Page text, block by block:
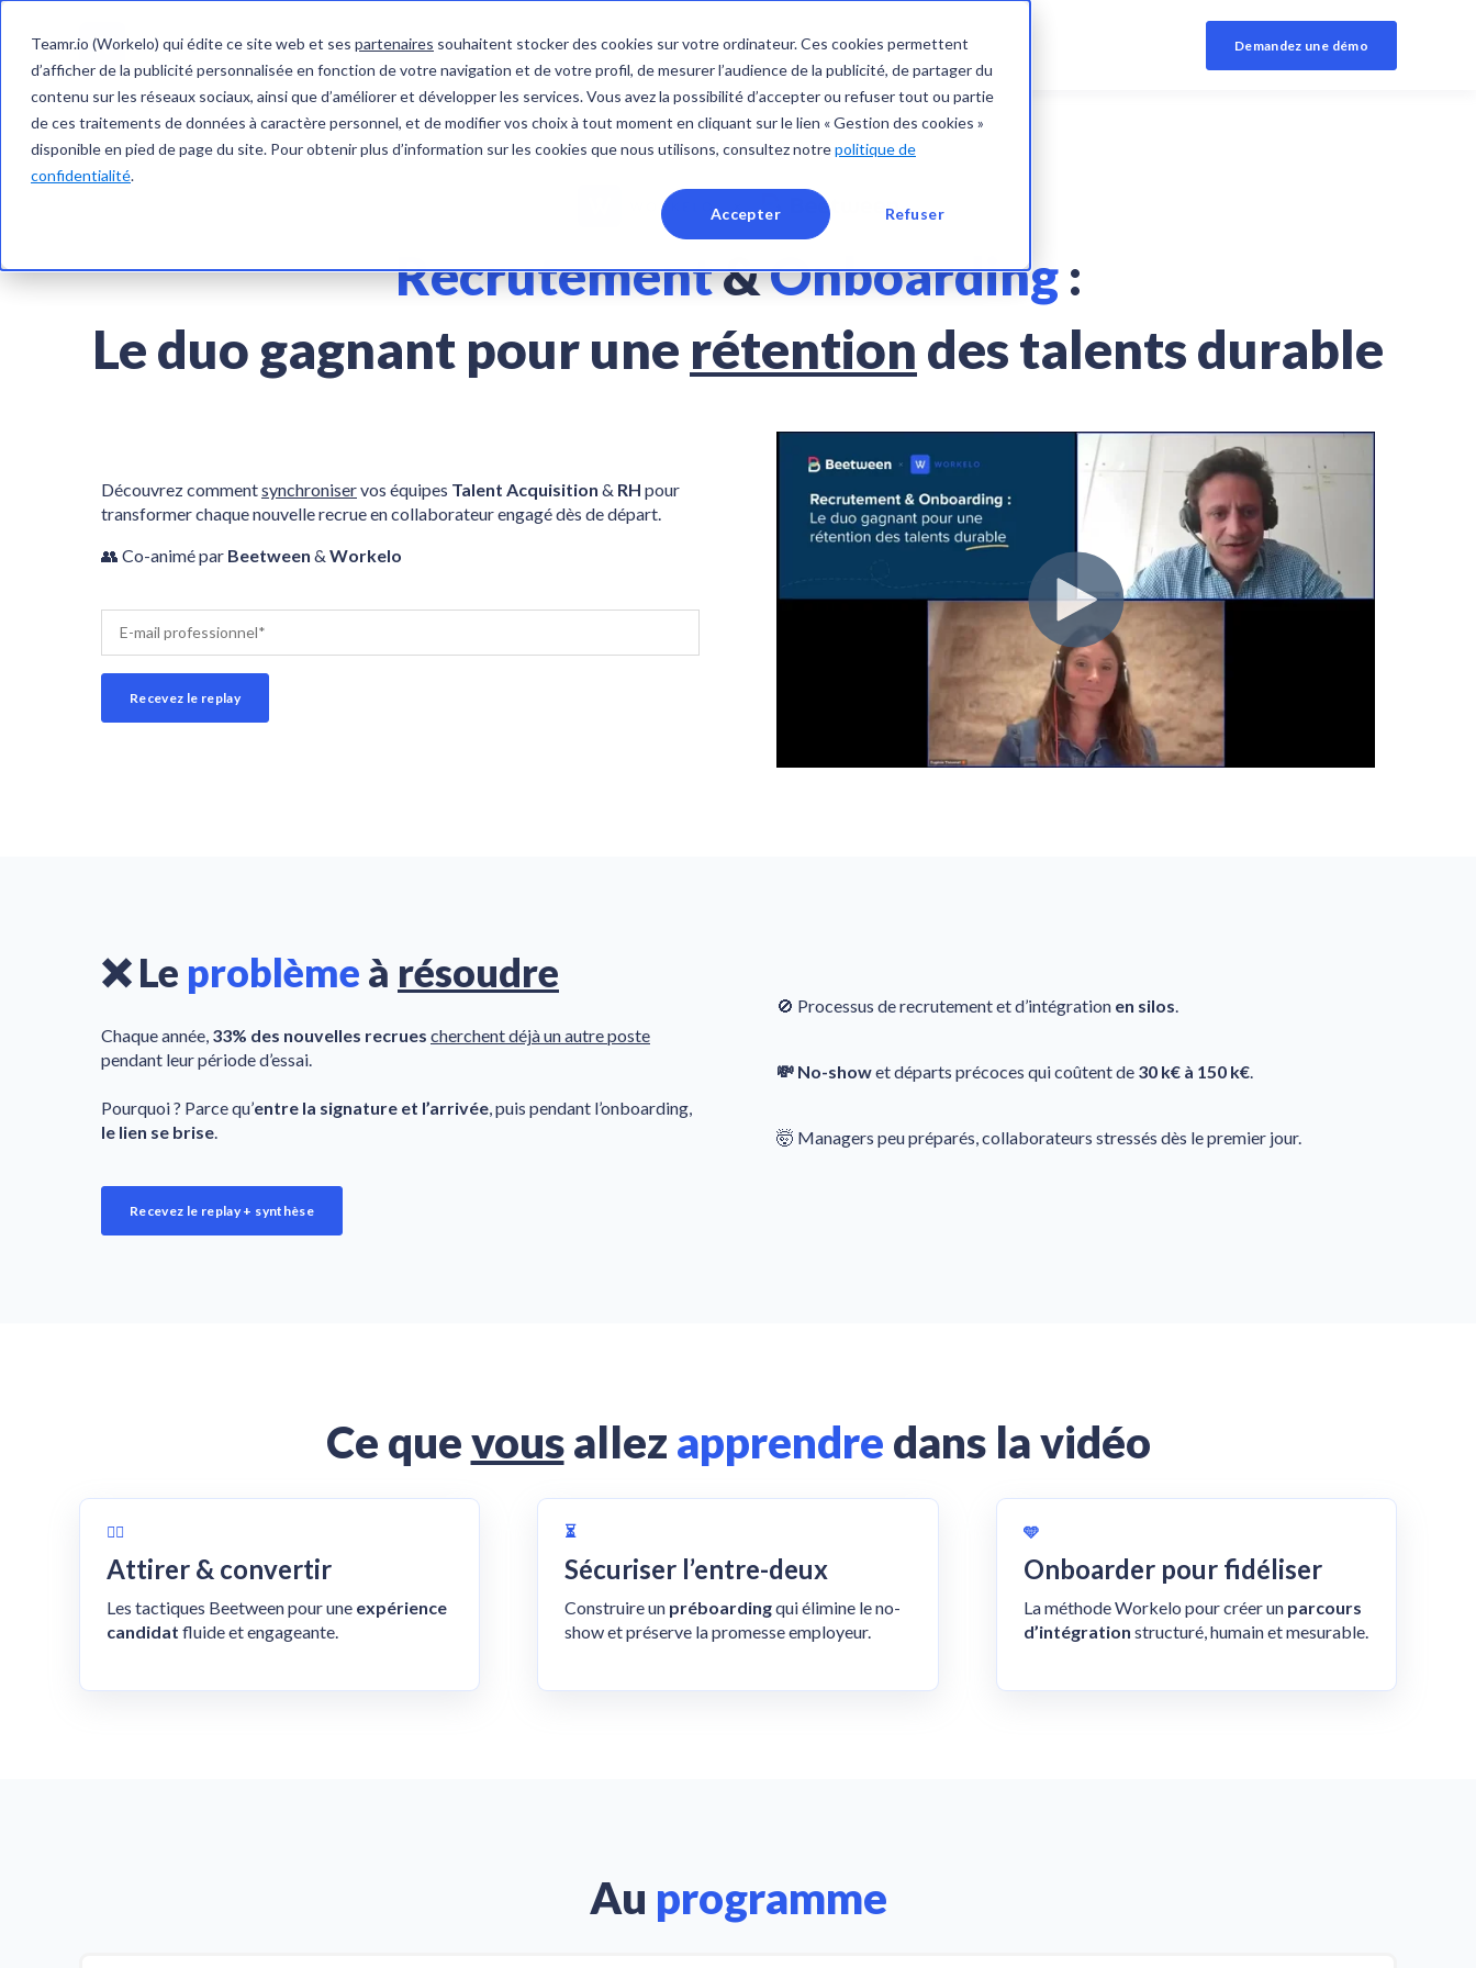
Teamr.io (Workelo) qui édite ce site web et ses partenaires souhaitent stocker des cookies sur votre ordinateur. Ces cookies permettent
d’afficher de la publicité personnalisée en fonction de votre navigation et de votre profil, de mesurer l’audience de la publicité, de partager du
contenu sur les réseaux sociaux, ainsi que d’améliorer et développer les services. Vous avez la possibilité d’accepter ou refuser tout ou partie
de ces traitements de données à caractère personnel, et de modifier vos choix à tout moment en cliquant sur le lien « Gestion des cookies »
disponible en pied de page du site. Pour obtenir plus d’information sur les cookies que nous utilisons, consultez notrepolitique de
confidentialité.
Accepter Refuser
Demandez une démo
Recrutement&Onboarding:
Le duo gagnant pour une rétention des talents durable
Découvrez commentsynchroniservos équipes Talent Acquisition & RH pour
transformer chaque nouvelle recrue en collaborateur engagé dès de départ.
👥 Co-animé par Beetween & Workelo
❌ Le problème à résoudre
Chaque année, 33% des nouvelles recrues cherchent déjà un autre poste
pendant leur période d’essai.
Pourquoi ? Parce qu’entre la signature et l’arrivée, puis pendant l’onboarding,
le lien se brise.
Recevez le replay + synthèse
🚫 Processus de recrutement et d’intégration en silos.
💸 No-showet départs précoces qui coûtent de 30 k€ à 150 k€.
🤯 Managers peu préparés, collaborateurs stressés dès le premier jour.
Ce quevousallez apprendre dans la vidéo
🙋‍♂️
Attirer & convertir
Les tactiques Beetween pour une expérience
candidat fluide et engageante.
⏳
Sécuriser l’entre-deux
Construire un préboardingqui élimine le no-
show et préserve la promesse employeur.
🩵
Onboarder pour fidéliser
La méthode Workelo pour créer un parcours
d’intégration structuré, humain et mesurable.
Au programme